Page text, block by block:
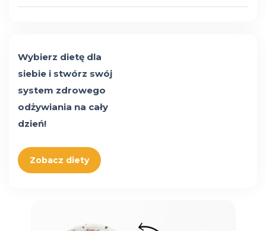
Wybierz dietę dla
siebie i stwórz swój
system zdrowego
odżywiania na cały
dzień!
Zobacz diety